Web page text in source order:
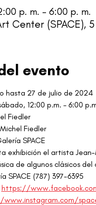
p. m. – 6:00 p. m.
Center (SPACE),
evento
hasta 27 de julio de 2024
12:00 p.m. – 6:00
Fiedler
Fiedler
SPACE
exhibición el artista
de algunos clásicos del
SPACE (787) 397-6395
https://